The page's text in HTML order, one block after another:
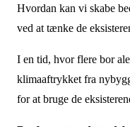
Hvordan kan vi skabe
ved at tænke de
I en tid, hvor flere bor
klimaaftrykket fra
for at bruge de